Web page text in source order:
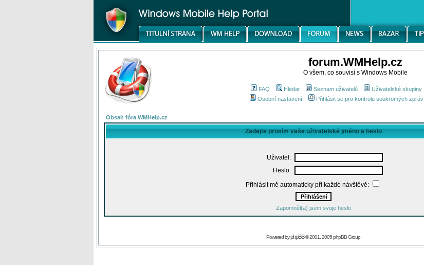
forum.WMHelp.cz
O všem, co souvisí s Windows Mobile
FAQ Hledat Seznam uživatelů Uživatelské skupiny
Osobní nastavení
Přihlásit se pro kontrolu soukromých zpráv
Obsah fóra WMHelp.cz
Zadejte prosím vaše uživatelské jméno a heslo
Uživatel:
Heslo:
Přihlásit mě automaticky při každé návštěvě:
Zapomněl(a) jsem svoje heslo
Powered byphpBB© 2001, 2005 phpBB Group